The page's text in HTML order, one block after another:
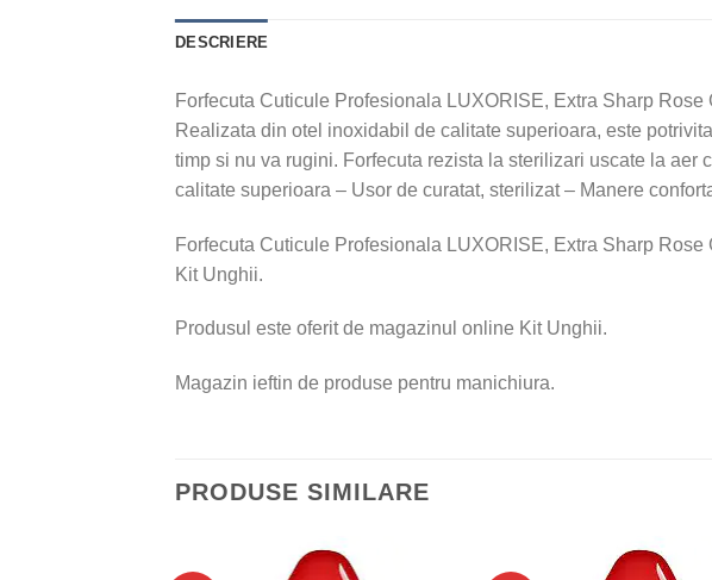
DESCRIERE
Forfecuta Cuticule Profesionala LUXORISE, Extra Sharp
Realizata din otel inoxidabil de calitate superioara, este
timp si nu va rugini. Forfecuta rezista la sterilizari uscate la
calitate superioara – Usor de curatat, sterilizat – Manere
Forfecuta Cuticule Profesionala LUXORISE, Extra Sharp
Kit Unghii.
Produsul este oferit de magazinul online Kit Unghii.
Magazin ieftin de produse pentru manichiura.
PRODUSE SIMILARE